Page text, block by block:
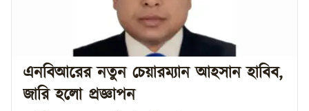
অনিশ্চয়তার চেয়ে বর্তমানে বিনিয়োগকারীদের দৃষ্টি
সুদের হার ও মুদ্রাস্ফীতির দিকে বেশি কেন্দ্রীভূত।
বার্তাসংস্থা রয়টার্সের প্রতিবেদনে
এনবিআরের নতুন চেয়ারম্যান আহসান হাবিব,
জারি হলো প্রজ্ঞাপন